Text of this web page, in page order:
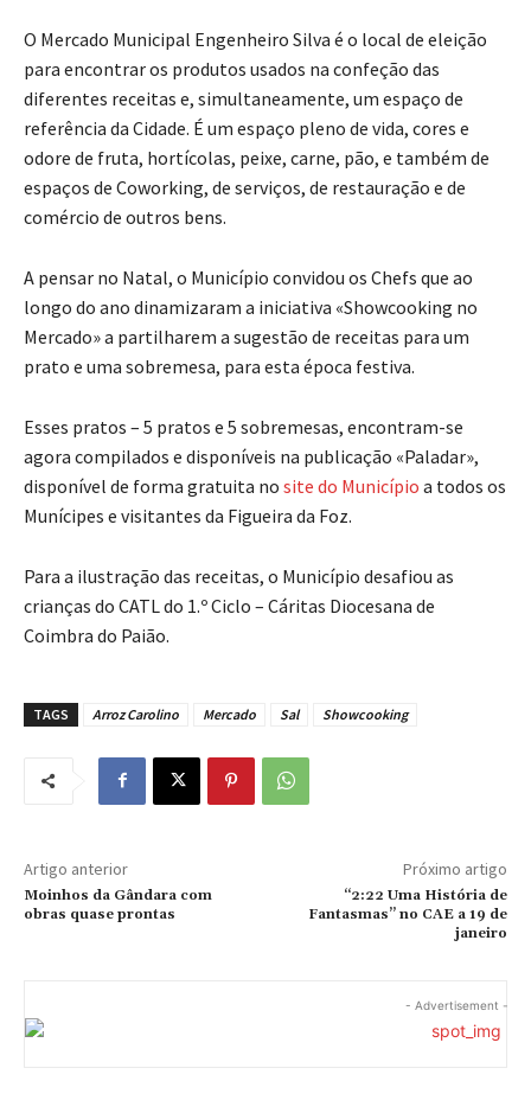
O Mercado Municipal Engenheiro Silva é o local de eleição
para encontrar os produtos usados na confeção das
diferentes receitas e, simultaneamente, um espaço de
referência da Cidade. É um espaço pleno de vida, cores e
odore de fruta, hortícolas, peixe, carne, pão, e também de
espaços de Coworking, de serviços, de restauração e de
comércio de outros bens.
A pensar no Natal, o Município convidou os Chefs que ao
longo do ano dinamizaram a iniciativa «Showcooking no
Mercado» a partilharem a sugestão de receitas para um
prato e uma sobremesa, para esta época festiva.
Esses pratos – 5 pratos e 5 sobremesas, encontram-se
agora compilados e disponíveis na publicação «Paladar»,
disponível de forma gratuita no site do Município a todos os
Munícipes e visitantes da Figueira da Foz.
Para a ilustração das receitas, o Município desafiou as
crianças do CATL do 1.º Ciclo – Cáritas Diocesana de
Coimbra do Paião.
TAGS Arroz Carolino Mercado Sal Showcooking
Artigo anterior
Moinhos da Gândara com
obras quase prontas
Próximo artigo
“2:22 Uma História de
Fantasmas” no CAE a 19 de
janeiro
- Advertisement -